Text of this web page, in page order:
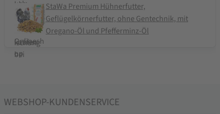
StaWa Premium Hühnerfutter,
Geflügelkörnerfutter, ohne Gentechnik, mit
Oregano-Öl und Pfefferminz-Öl
WEBSHOP-KUNDENSERVICE